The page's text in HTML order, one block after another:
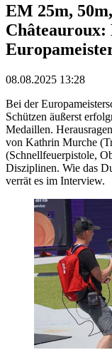
EM 25m,
08.08.2025 13:28
Bei der
Schützen äußerst
Medaillen.
von Kathrin Murche
(Schnellfeuerpistole,
Disziplinen. Wie das
verrät es im Interview.